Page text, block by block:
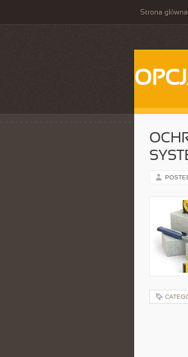
Strona główna